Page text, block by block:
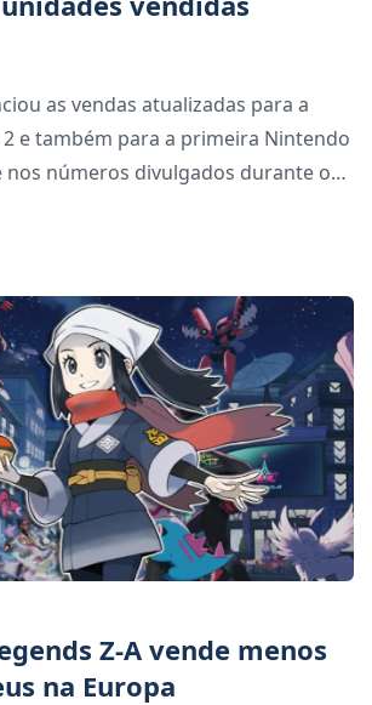
as vendas atualizadas para a
e também para a primeira Nintendo
nos números divulgados durante o
Switch 2 vendeu 10.36 milh�
Z-A vende menos
na Europa